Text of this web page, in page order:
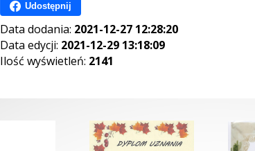
Udostępnij
Data dodania: 2021-12-27 12:28:20
Data edycji: 2021-12-29 13:18:09
Ilość wyświetleń: 2141